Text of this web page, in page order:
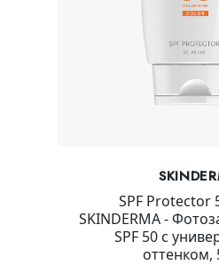
SPF Protector
SKINDERMA -
SPF 50 c
оттенком,